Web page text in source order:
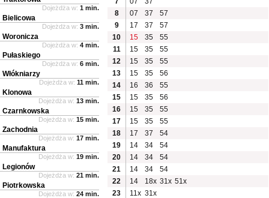
8
07 37
57
9
17 37
57
10
15 35
55
11
15 35
55
12
15 35
55
13
15 35
56
14
16 36
55
15
15 35
56
16
15 35
55
17
15 35
55
18
17 37
54
19
14 34
54
20
14 34
54
21
14 34
54
22
14 18x 31x 51x
23
11x 31x
Dojeżdża w: 1 min.
Bielicowa
Dojeżdża w: 3 min.
Woronicza
Dojeżdża w: 4 min.
Pułaskiego
Dojeżdża w: 6 min.
Włókniarzy
Dojeżdża w: 11 min.
Klonowa
Dojeżdża w: 13 min.
Czarnkowska
Dojeżdża w: 15 min.
Zachodnia
Dojeżdża w: 17 min.
Manufaktura
Dojeżdża w: 19 min.
Legionów
Dojeżdża w: 21 min.
Piotrkowska
Dojeżdża w: 24 min.